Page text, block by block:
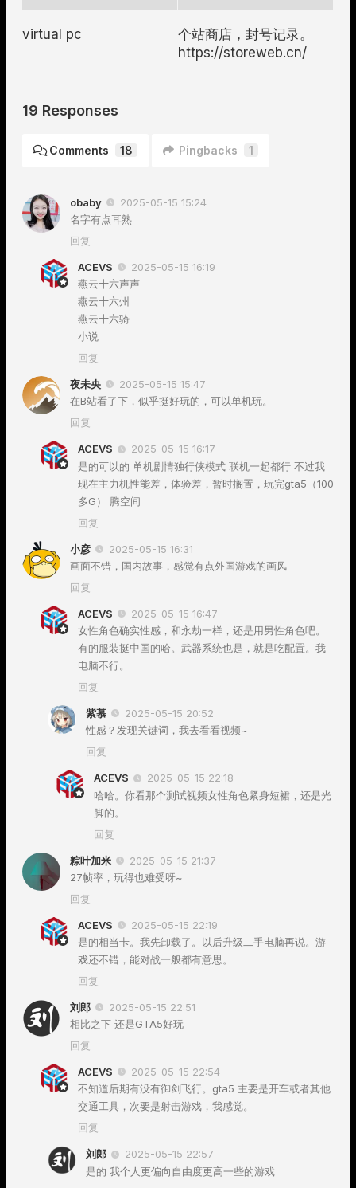
virtual pc
个站商店，封号记录。
https://storeweb.cn/
19 Responses
Comments 18 Pingbacks 1
obaby
2025-05-15 15:24
名字有点耳熟
回复
ACEVS
2025-05-15 16:19
燕云十六声声
燕云十六州
燕云十六骑
小说
回复
夜未央
2025-05-15 15:47
在B站看了下，似乎挺好玩的，可以单机玩。
回复
ACEVS
2025-05-15 16:17
是的可以的 单机剧情独行侠模式 联机一起都行 不过我
现在主力机性能差，体验差，暂时搁置，玩完gta5（100
多G） 腾空间
回复
小彦
2025-05-15 16:31
画面不错，国内故事，感觉有点外国游戏的画风
回复
ACEVS
2025-05-15 16:47
女性角色确实性感，和永劫一样，还是用男性角色吧。
有的服装挺中国的哈。武器系统也是，就是吃配置。我
电脑不行。
回复
紫慕
2025-05-15 20:52
性感？发现关键词，我去看看视频~
回复
ACEVS
2025-05-15 22:18
哈哈。你看那个测试视频女性角色紧身短裙，还是光
脚的。
回复
粽叶加米
2025-05-15 21:37
27帧率，玩得也难受呀~
回复
ACEVS
2025-05-15 22:19
是的相当卡。我先卸载了。以后升级二手电脑再说。游
戏还不错，能对战一般都有意思。
回复
刘郎
2025-05-15 22:51
相比之下 还是GTA5好玩
回复
ACEVS
2025-05-15 22:54
不知道后期有没有御剑飞行。gta5 主要是开车或者其他
交通工具，次要是射击游戏，我感觉。
回复
刘郎
2025-05-15 22:57
是的 我个人更偏向自由度更高一些的游戏